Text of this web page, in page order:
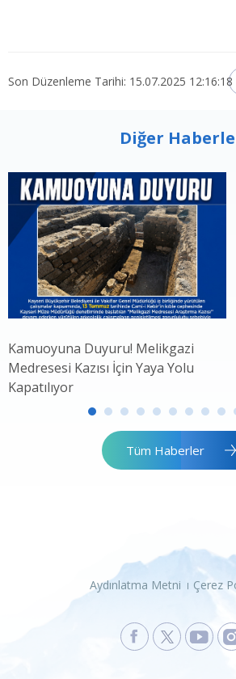
Son Düzenleme Tarihi: 15.07.2025 12:16:18
Diğer
Kamuoyuna Duyuru! Melikgazi
Medresesi Kazısı İçin Yaya Yolu
Kapatılıyor
Tüm Haberler
Aydınlatma Metni Çerez